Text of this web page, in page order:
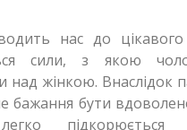
нас до
сили, з якою
над жінкою. Внаслідок
бажання бути
підкорюється